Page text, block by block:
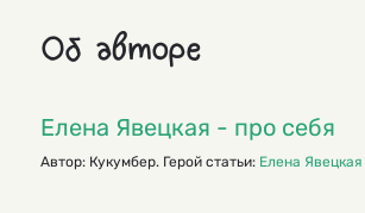
Об авторе
Елена Явецкая - про себя
Автор: Кукумбер. Герой статьи: Елена Явецкая